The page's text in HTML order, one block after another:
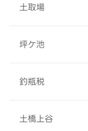
土取場
坪ケ池
釣瓶税
土橋上谷